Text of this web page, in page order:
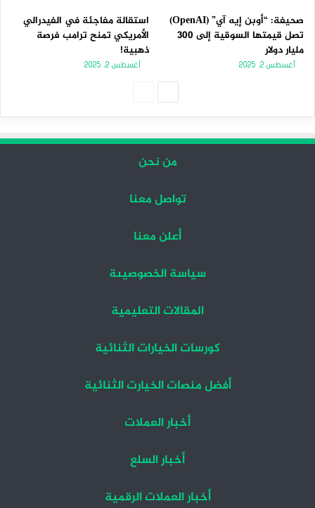
صحيفة: “أوبن إيه آي” (OpenAI)
تصل قيمتها السوقية إلى 300
مليار دولار
أغسطس 2, 2025
استقالة مفاجئة في الفيدرالي
الأمريكي تمنح ترامب فرصة
ذهبية!
أغسطس 2, 2025
من نحن
تواصل معنا
أعلن معنا
سياسة الخصوصيىة
المقالات التعليمية
كورسات الخيارات الثنائية
أفضل منصات الخيارت الثنائية
أخبار العملات
أخبار السلع
أخبار العملات الرقمية